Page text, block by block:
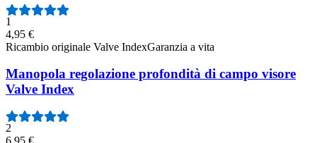
1
4,95 €
Ricambio originale Valve IndexGaranzia a vita
Manopola regolazione profondità di campo visore
Valve Index
2
6,95 €